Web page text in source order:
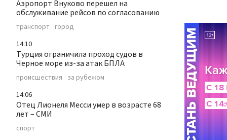
Аэропорт Внуково перешел на
обслуживание рейсов по согласованию
транспорт город
14:10
Турция ограничила проход судов в
Черное море из-за атак БПЛА
происшествия за рубежом
14:06
Отец Лионеля Месси умер в возрасте 68
лет – СМИ
спорт